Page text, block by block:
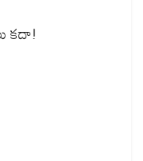
కదా!